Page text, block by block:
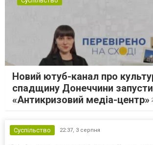
Новий ютуб-канал про
спадщину Донеччини
«Антикризовий медіа-центр»
Суспільство 22:37, 3 серпня